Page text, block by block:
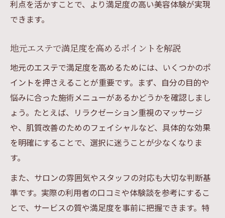
活用術
口コミと体験談で分かるエステポルトの魅
力
エステポルトが支持される理由と賢い使い
方
エステ探しに役立つエステポルトの活用テ
クニック
沼津市・富士市で理想のエステ探し方
ント
理想のエステを見つける検索方法とチェッ
ク項目
利点を活かすことで、より満足度の高い美容体験が実現
できます。
地元エステで満足度を高めるポイントを解説
地元のエステで満足度を高めるためには、いくつかのポ
イントを押さえることが重要です。まず、自分の目的や
悩みに合った施術メニューがあるかどうかを確認しまし
ょう。たとえば、リラクゼーション重視のマッサージ
や、肌質改善のためのフェイシャルなど、具体的な効果
を明確にすることで、選択に迷うことが少なくなりま
す。
また、サロンの雰囲気やスタッフの対応も大切な判断基
準です。実際の利用者の口コミや体験談を参考にするこ
とで、サービスの質や満足度を事前に把握できます。特